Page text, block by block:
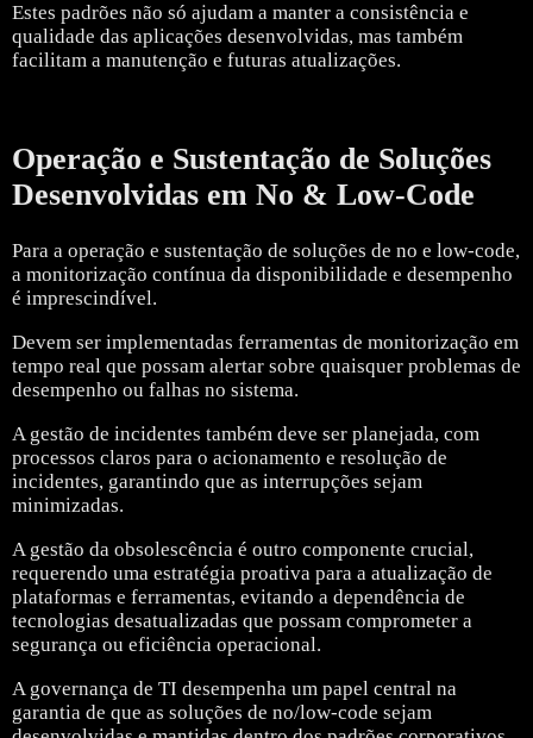
Estes padrões não só ajudam a manter a consistência e
qualidade das aplicações desenvolvidas, mas também
facilitam a manutenção e futuras atualizações.
Operação e Sustentação de Soluções
Desenvolvidas em No & Low-Code
Para a operação e sustentação de soluções de no e low-code,
a monitorização contínua da disponibilidade e desempenho
é imprescindível.
Devem ser implementadas ferramentas de monitorização em
tempo real que possam alertar sobre quaisquer problemas de
desempenho ou falhas no sistema.
A gestão de incidentes também deve ser planejada, com
processos claros para o acionamento e resolução de
incidentes, garantindo que as interrupções sejam
minimizadas.
A gestão da obsolescência é outro componente crucial,
requerendo uma estratégia proativa para a atualização de
plataformas e ferramentas, evitando a dependência de
tecnologias desatualizadas que possam comprometer a
segurança ou eficiência operacional.
A governança de TI desempenha um papel central na
garantia de que as soluções de no/low-code sejam